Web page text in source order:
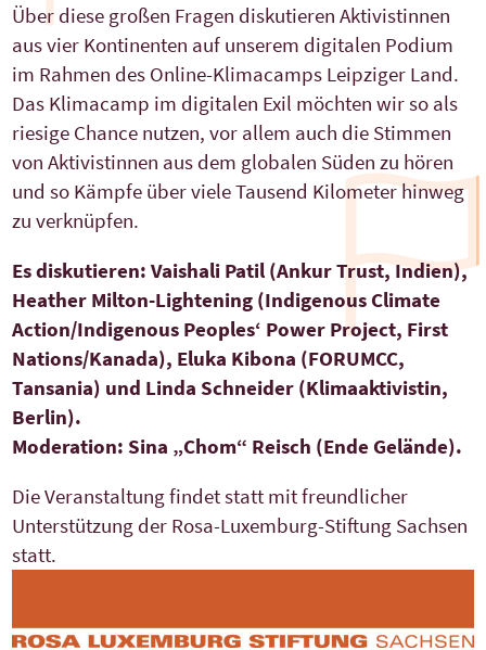
Über diese großen Fragen diskutieren Aktivistinnen
aus vier Kontinenten auf unserem digitalen Podium
im Rahmen des Online-Klimacamps Leipziger Land.
Das Klimacamp im digitalen Exil möchten wir so als
riesige Chance nutzen, vor allem auch die Stimmen
von Aktivistinnen aus dem globalen Süden zu hören
und so Kämpfe über viele Tausend Kilometer hinweg
zu verknüpfen.
Es diskutieren: Vaishali Patil (Ankur Trust, Indien),
Heather Milton-Lightening (Indigenous Climate
Action/Indigenous Peoples‘ Power Project, First
Nations/Kanada), Eluka Kibona (FORUMCC,
Tansania) und Linda Schneider (Klimaaktivistin,
Berlin).
Moderation: Sina „Chom“ Reisch (Ende Gelände).
Die Veranstaltung findet statt mit freundlicher
Unterstützung der Rosa-Luxemburg-Stiftung Sachsen
statt.